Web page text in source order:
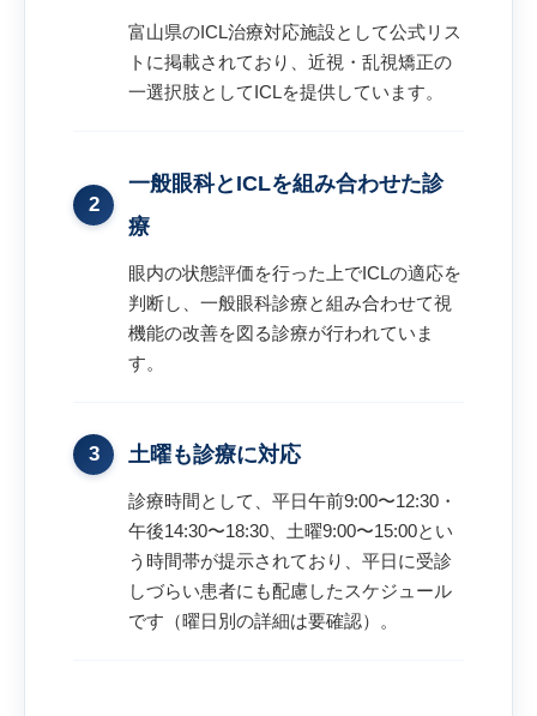
富山県のICL治療対応施設として公式リス
トに掲載されており、近視・乱視矯正の
一選択肢としてICLを提供しています。
2
一般眼科とICLを組み合わせた診
療
眼内の状態評価を行った上でICLの適応を
判断し、一般眼科診療と組み合わせて視
機能の改善を図る診療が行われていま
す。
3 土曜も診療に対応
診療時間として、平日午前9:00〜12:30・
午後14:30〜18:30、土曜9:00〜15:00とい
う時間帯が提示されており、平日に受診
しづらい患者にも配慮したスケジュール
です（曜日別の詳細は要確認）。